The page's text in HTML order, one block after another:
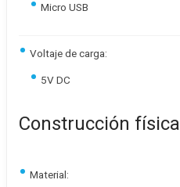
Micro USB
Voltaje de carga:
5V DC
Construcción física
Material: